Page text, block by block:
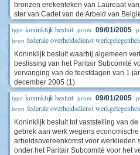
bronzen erekenteken van Laureaat
ster van Cadet van de Arbeid van
type koninklijk besluit prom. 09/01/2005
bron federale overheidsdienst
Koninklijk besluit waarbij algemeen
beslissing van het Paritair Subcomité
vervanging van de feestdagen van 1
december 2005 (1)
type koninklijk besluit prom. 09/01/2005
bron federale overheidsdienst
Koninklijk besluit tot vaststelling van
gebrek aan werk wegens
arbeidsovereenkomst voor werklieden
onder het Paritair Subcomité voor het